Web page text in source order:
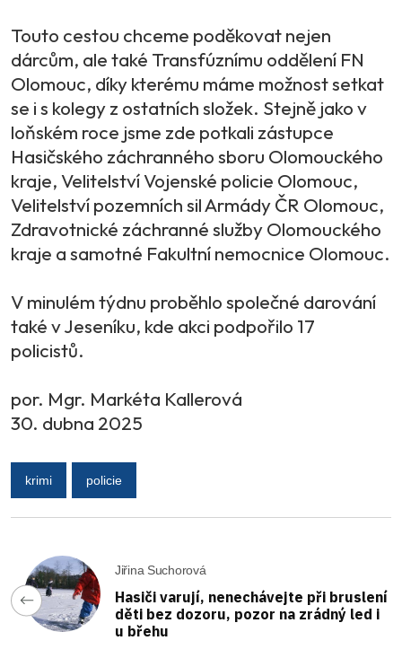
Touto cestou chceme poděkovat nejen
dárcům, ale také Transfúznímu oddělení FN
Olomouc, díky kterému máme možnost setkat
se i s kolegy z ostatních složek. Stejně jako v
loňském roce jsme zde potkali zástupce
Hasičského záchranného sboru Olomouckého
kraje, Velitelství Vojenské policie Olomouc,
Velitelství pozemních sil Armády ČR Olomouc,
Zdravotnické záchranné služby Olomouckého
kraje a samotné Fakultní nemocnice Olomouc.
V minulém týdnu proběhlo společné darování
také v Jeseníku, kde akci podpořilo 17
policistů.
por. Mgr. Markéta Kallerová
30. dubna 2025
krimi policie
Jiřina Suchorová
Hasiči varují, nenechávejte při bruslení
děti bez dozoru, pozor na zrádný led i
u břehu